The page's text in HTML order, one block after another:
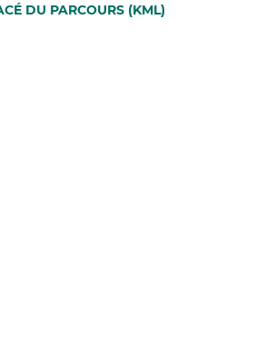
DU PARCOURS (KML)